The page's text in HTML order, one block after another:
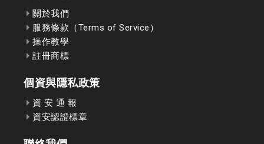
關於我們
服務條款（Terms of Service）
操作教學
註冊商標
個資與隱私政策
資 安 通 報
資安認證標章